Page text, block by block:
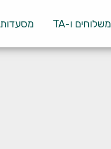
משלוחים ו-TA מסעדות